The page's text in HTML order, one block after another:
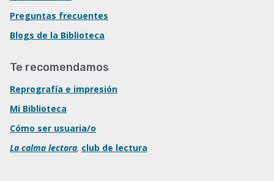
Preguntas frecuentes
Blogs de la Biblioteca
Te recomendamos
Reprografía e impresión
Mi Biblioteca
Cómo ser usuaria/o
La calma lectora, club de lectura